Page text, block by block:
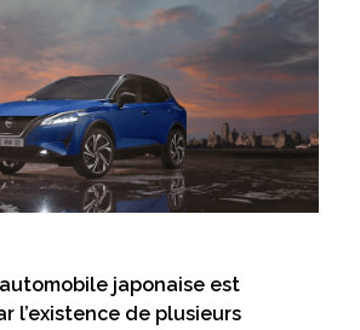
japonaise est
l’existence de plusieurs